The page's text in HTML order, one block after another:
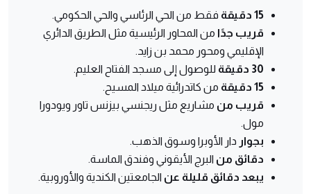
15 دقيقة
فقط من الحي الرئاسي والحي الحكومي.
قريب جدًا من المحاور الرئيسية مثل الطريق الدائري
الإقليمي ومحور محمد بن زايد.
30 دقيقة
للوصول إلى مسجد الفتاح العليم.
15 دقيقة
من كاتدرائية ميلاد المسيح.
قريب من مشاريع مثل ريجنسي بيزنس تاور ويودورا
مول.
بجوار دار الأوبرا وسوق الذهب.
دقائق من البرج الأيقوني وفندق الماسة.
يبعد دقائق قليلة عن الجامعتين الكندية والأوروبية.